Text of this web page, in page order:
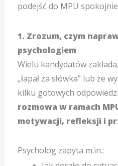
podejść do MPU
1. Zrozum, czym
psychologiem
Wielu kandydatów
„łapał za słówka” lub że
kilku gotowych
rozmowa w ramach
motywacji, refleksji i
Psycholog zapyta m.in.: